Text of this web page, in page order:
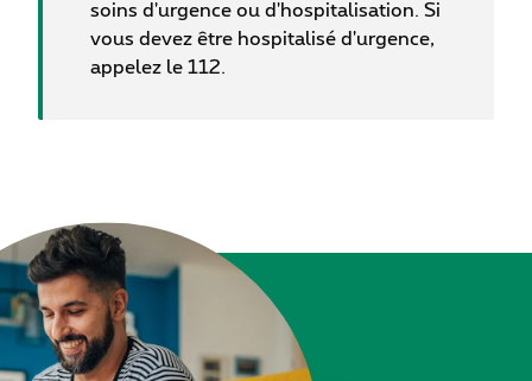
soins d'urgence ou d'hospitalisation. Si
vous devez être hospitalisé d'urgence,
appelez le 112.